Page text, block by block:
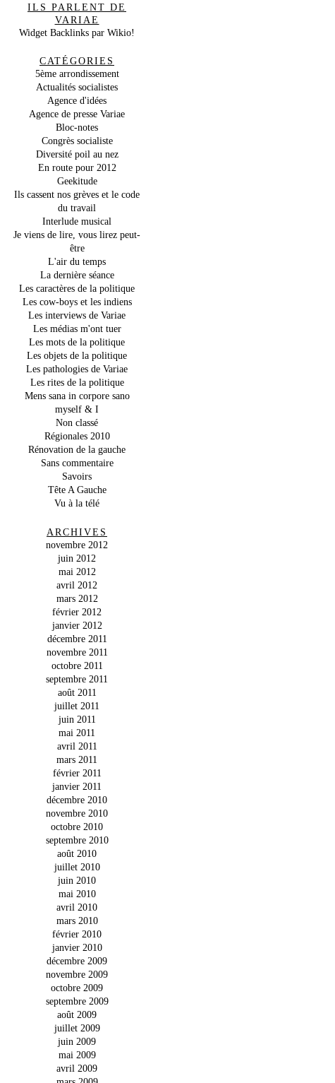
ILS PARLENT DE
VARIAE
Widget Backlinks par Wikio!
CATÉGORIES
5ème arrondissement
Actualités socialistes
Agence d'idées
Agence de presse Variae
Bloc-notes
Congrès socialiste
Diversité poil au nez
En route pour 2012
Geekitude
Ils cassent nos grèves et le code
du travail
Interlude musical
Je viens de lire, vous lirez peut-
être
L'air du temps
La dernière séance
Les caractères de la politique
Les cow-boys et les indiens
Les interviews de Variae
Les médias m'ont tuer
Les mots de la politique
Les objets de la politique
Les pathologies de Variae
Les rites de la politique
Mens sana in corpore sano
myself & I
Non classé
Régionales 2010
Rénovation de la gauche
Sans commentaire
Savoirs
Tête A Gauche
Vu à la télé
ARCHIVES
novembre 2012
juin 2012
mai 2012
avril 2012
mars 2012
février 2012
janvier 2012
décembre 2011
novembre 2011
octobre 2011
septembre 2011
août 2011
juillet 2011
juin 2011
mai 2011
avril 2011
mars 2011
février 2011
janvier 2011
décembre 2010
novembre 2010
octobre 2010
septembre 2010
août 2010
juillet 2010
juin 2010
mai 2010
avril 2010
mars 2010
février 2010
janvier 2010
décembre 2009
novembre 2009
octobre 2009
septembre 2009
août 2009
juillet 2009
juin 2009
mai 2009
avril 2009